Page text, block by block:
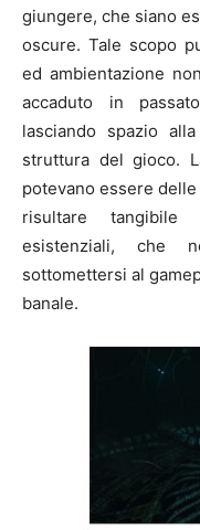
giungere, che siano
oscure. Tale scopo
ed ambientazione
accaduto in
lasciando spazio
struttura del gioco.
potevano essere
risultare
esistenziali, che
sottomettersi al
banale.